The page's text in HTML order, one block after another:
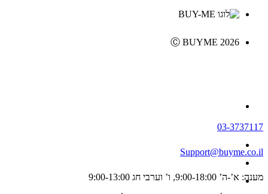
Ⓒ BUYME 2026
03-3737117
Support@buyme.co.il
מענה: א’-ה’ 9:00-18:00, ו’ וערבי חג 9:00-13:00